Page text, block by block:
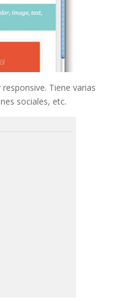
Tiene varias
sociales, etc.